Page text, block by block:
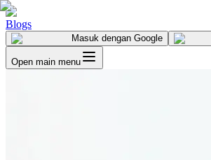
Blogs
Masuk dengan Google
Open main menu